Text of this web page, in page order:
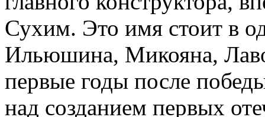
Сухим. Это имя стоит в
Ильюшина, Микояна,
первые годы после
над созданием первых